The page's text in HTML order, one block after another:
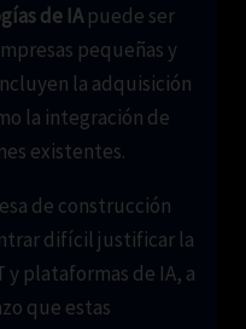
de IApuede ser
pequeñas y
la adquisición
la integración de
existentes.
de construcción
difícil justificar la
y plataformas de IA, a
que estas